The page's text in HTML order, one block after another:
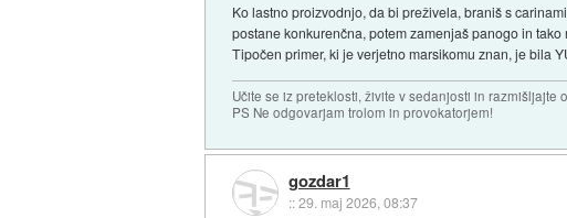
Ko lastno proizvodnjo, da bi preživela, braniš s
postane konkurenčna, potem zamenjaš panogo in tako
Tipočen primer, ki je verjetno marsikomu znan, je bila
Učite se iz preteklosti, živite v sedanjosti in razmišljajte
PS Ne odgovarjam trolom in provokatorjem!
gozdar1
::29. maj 2026, 08:37